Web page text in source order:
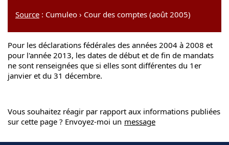
Source : Cumuleo › Cour des comptes (août 2005)
Pour les déclarations fédérales des années 2004 à 2008 et
pour l'année 2013, les dates de début et de fin de mandats
ne sont renseignées que si elles sont différentes du 1er
janvier et du 31 décembre.
Vous souhaitez réagir par rapport aux informations publiées
sur cette page ? Envoyez-moi un message